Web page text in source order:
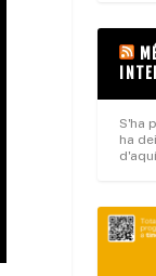
S'ha
ha